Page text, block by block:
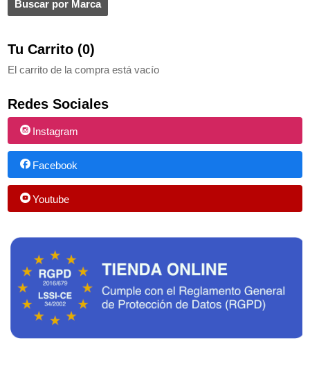
Tu Carrito (0)
El carrito de la compra está vacío
Redes Sociales
Instagram
Facebook
Youtube